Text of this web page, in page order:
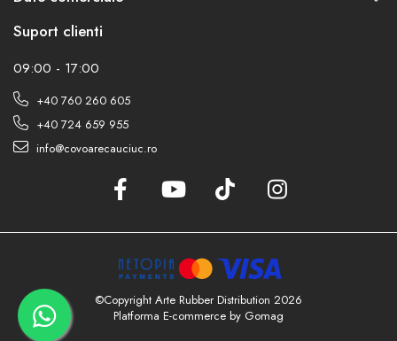
Suport clienti
09:00 - 17:00
+40 760 260 605
+40 724 659 955
info@covoarecauciuc.ro
©Copyright Arte Rubber Distribution 2026
Platforma E-commerce by Gomag